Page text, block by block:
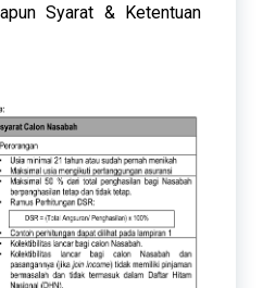
Syarat & Ketentuan